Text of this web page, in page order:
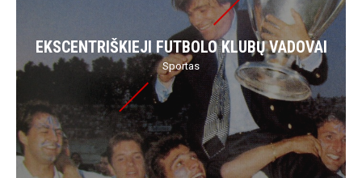
EKSCENTRIŠKIEJI FUTBOLO KLUBŲ VADOVAI
Sportas